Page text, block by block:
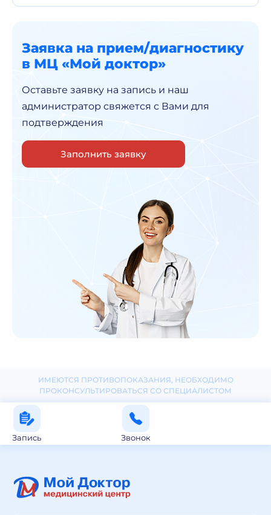
Заявка на прием/диагностику
в МЦ «Мой доктор»
Оставьте заявку на запись и наш
администратор свяжется с Вами для
подтверждения
Заполнить заявку
ИМЕЮТСЯ ПРОТИВОПОКАЗАНИЯ, НЕОБХОДИМО
ПРОКОНСУЛЬТИРОВАТЬСЯ СО СПЕЦИАЛИСТОМ
Запись Звонок